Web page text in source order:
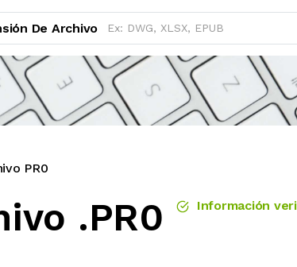
De Archivo
PR0
.PR0 Información